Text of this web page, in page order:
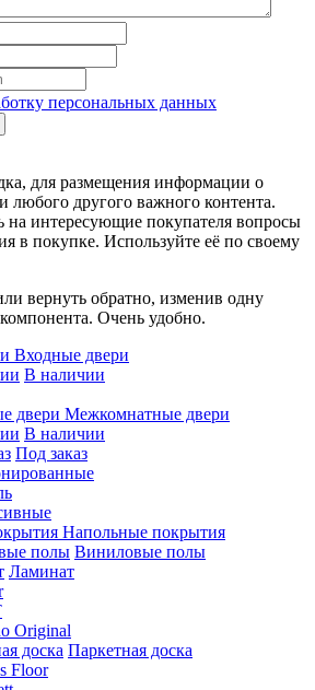
персональных данных
для размещения информации о
любого другого важного контента.
на интересующие покупателя вопросы
в покупке. Используйте её по своему
вернуть обратно, изменив одну
Очень удобно.
Входные двери
В наличии
Межкомнатные двери
В наличии
Под заказ
Напольные покрытия
Виниловые полы
Ламинат
Original
Паркетная доска
Floor